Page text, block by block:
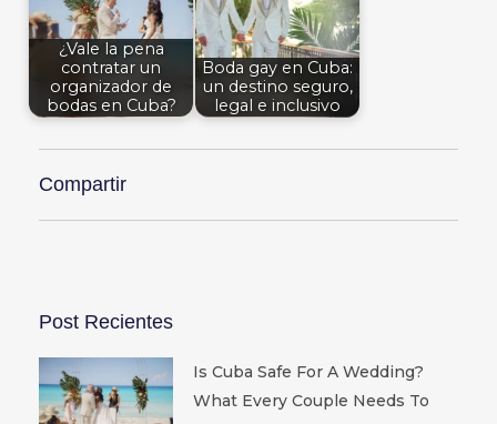
¿Vale la pena
contratar un
organizador de
bodas en Cuba?
Boda gay en Cuba:
un destino seguro,
legal e inclusivo
Compartir
Post Recientes
Is Cuba Safe For A Wedding?
What Every Couple Needs To